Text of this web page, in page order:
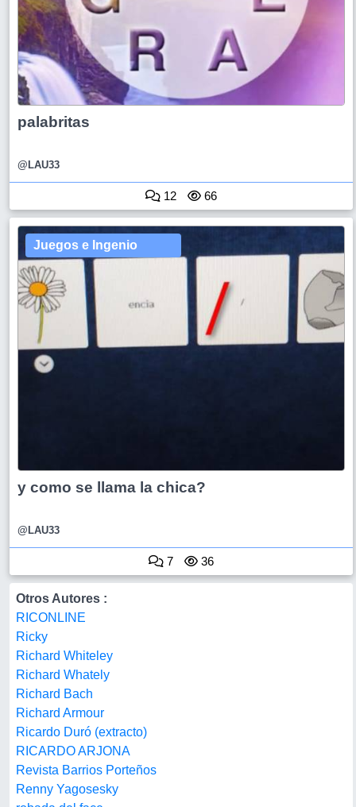
palabritas
@LAU33
12 66
Juegos e Ingenio
y como se llama la chica?
@LAU33
7 36
Otros Autores :
RICONLINE
Ricky
Richard Whiteley
Richard Whately
Richard Bach
Richard Armour
Ricardo Duró (extracto)
RICARDO ARJONA
Revista Barrios Porteños
Renny Yagosesky